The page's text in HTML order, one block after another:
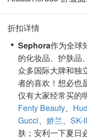
折扣详情
Sephora作为全球
的化妆品、护肤品
众多国际大牌和独
者的喜欢！想必也
仅有大家经常买的
Fenty Beauty、
Gucci、 娇兰、 SK-II
肤；安利一下夏日